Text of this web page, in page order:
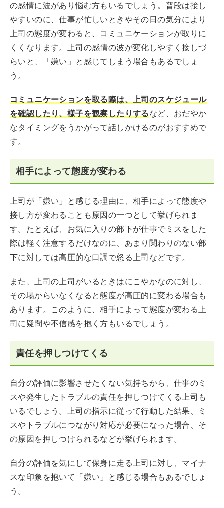
の感情に波があり悩む方もいるでしょう。普段は接し
やすいのに、仕事が忙しいときやその日の気分により
上司の態度が変わると、コミュニケーションが取りに
くくなります。上司の感情の波が変化しやすく接しづ
らいと、「嫌い」と感じてしまう場合もあるでしょ
う。
コミュニケーションを取る際は、上司のスケジュール
を確認したり、様子を観察したりするなど、おだやか
なタイミングをうかがって話しかけるのがおすすめで
す。
相手によって態度が変わる
上司が「嫌い」と感じる理由に、相手によって態度や
接し方が変わることも原因の一つとして挙げられま
す。たとえば、お気に入りの部下が仕事でミスをした
際は軽く注意するだけなのに、あまり関わりのない部
下に対しては高圧的な口調で怒る上司などです。
また、上司の上司がいるときはにこやかなのに対し、
その場からいなくなると態度が高圧的に変わる場合も
あります。このように、相手によって態度が変わる上
司に疑問や不信感を抱く方もいるでしょう。
責任を押しつけてくる
自分の評価に影響させたくない気持ちから、仕事のミ
スや発生したトラブルの責任を押しつけてくる上司も
いるでしょう。上司の指示に従って行動した結果、ミ
スやトラブルにつながり対応が必要になった場合、そ
の原因を押しつけられるなどが挙げられます。
自分の評価を気にして保身に走る上司に対し、マイナ
スな印象を抱いて「嫌い」と感じる場合もあるでしょ
う。